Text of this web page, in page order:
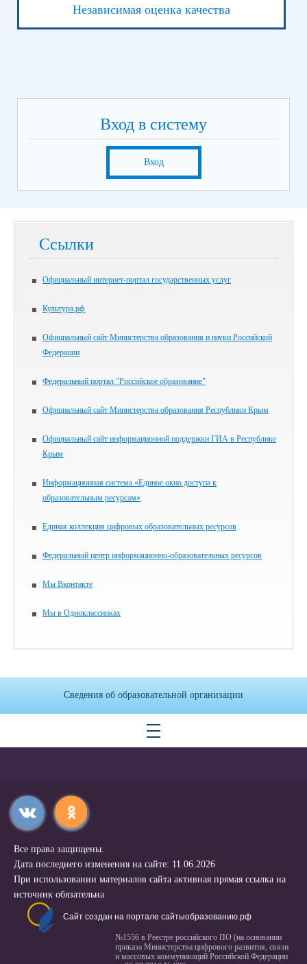
Независимая оценка качества
Вход в систему
Вход
Ссылки
Официальный интернет-портал государственных услуг
Культура.рф
Официальный сайт Министерства образования и науки Российской
Федерации
Федеральный портал "Российское образование"
Официальный сайт Министерства образования Республики Крым
Официальный сайт информационной поддержки ГИА в Республике
Крым
Информационная система «Единое окно доступа к
образовательным ресурсам»
Единая коллекция цифровых образовательных ресурсов
Федеральный центр информационно-образовательных ресурсов
Мы Вконтакте
Мы в Одноклассниках
Сведения об образовательной организации
Все права защищены.
Дата последнего изменения на сайте: 11.06.2026
При использовании материалов сайта активная прямая ссылка на
источник обязательна
Сайт создан на портале сайтыобразованию.рф
№1556 в Реестре российского ПО (на основании
приказа Министерства цифрового развития, связи
и массовых коммуникаций Российской Федерации